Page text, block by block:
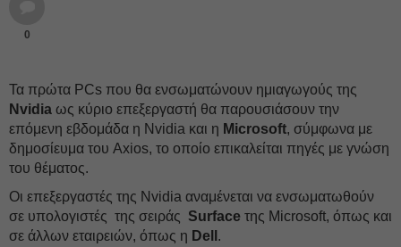
0
Τα πρώτα PCs που θα ενσωματώνουν ημιαγωγούς της
Nvidia ως κύριο επεξεργαστή θα παρουσιάσουν την
επόμενη εβδομάδα η Nvidia και η Microsoft, σύμφωνα με
δημοσίευμα του Axios, το οποίο επικαλείται πηγές με γνώση
του θέματος.
Οι επεξεργαστές της Nvidia αναμένεται να ενσωματωθούν
σε υπολογιστές της σειράς Surface της Microsoft, όπως και
σε άλλων εταιρειών, όπως η Dell .